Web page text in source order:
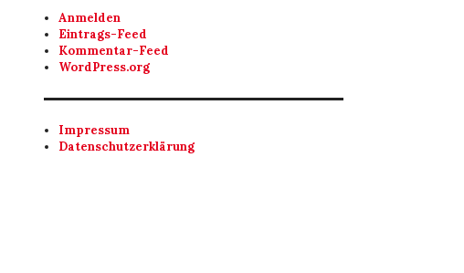
Anmelden
Eintrags-Feed
Kommentar-Feed
WordPress.org
Impressum
Datenschutzerklärung